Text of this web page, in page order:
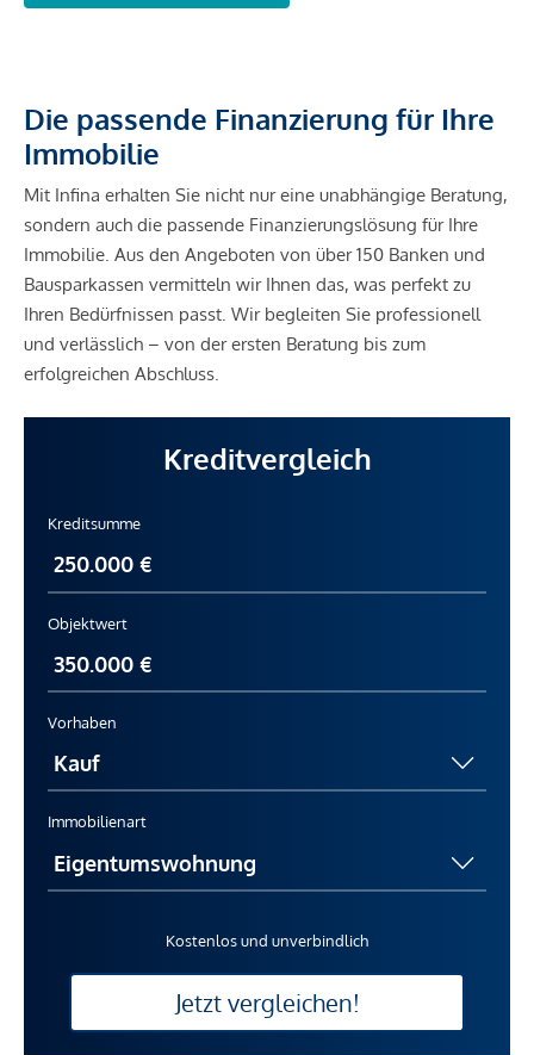
Die passende Finanzierung für Ihre
Immobilie
Mit Infina erhalten Sie nicht nur eine unabhängige Beratung,
sondern auch die passende Finanzierungslösung für Ihre
Immobilie. Aus den Angeboten von über 150 Banken und
Bausparkassen vermitteln wir Ihnen das, was perfekt zu
Ihren Bedürfnissen passt. Wir begleiten Sie professionell
und verlässlich – von der ersten Beratung bis zum
erfolgreichen Abschluss.
Kreditvergleich
Kreditsumme
Objektwert
Vorhaben
Immobilienart
Kostenlos und unverbindlich
Jetzt vergleichen!